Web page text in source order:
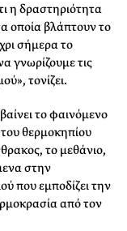
η δραστηριότητα
οποία βλάπτουν το
σήμερα το
γνωρίζουμε τις
τονίζει.
το φαινόμενο
θερμοκηπίου
το μεθάνιο,
στην
που εμποδίζει την
από τον